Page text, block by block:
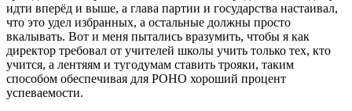
идти вперёд и выше, а глава партии и государства настаивал,
что это удел избранных, а остальные должны просто
вкалывать. Вот и меня пытались вразумить, чтобы я как
директор требовал от учителей школы учить только тех, кто
учится, а лентяям и тугодумам ставить трояки, таким
способом обеспечивая для РОНО хороший процент
успеваемости.